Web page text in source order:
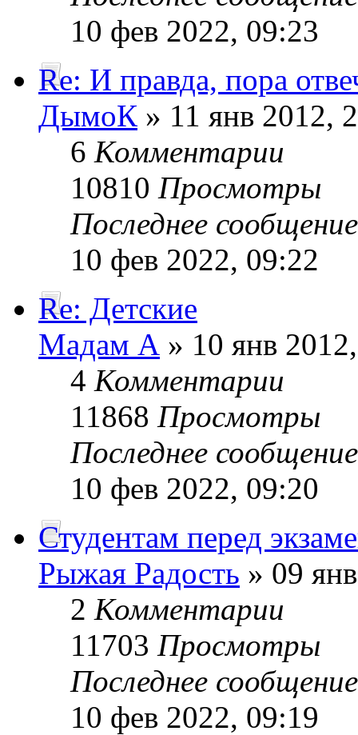
10 фев 2022, 09:23
Re: И правда, пора
ДымоК » 11 янв 2012,
6 Комментарии
10810 Просмотры
Последнее
10 фев 2022, 09:22
Re: Детские
Мадам А » 10 янв
4 Комментарии
11868 Просмотры
Последнее
10 фев 2022, 09:20
Студентам перед
Рыжая Радость » 09
2 Комментарии
11703 Просмотры
Последнее
10 фев 2022, 09:19